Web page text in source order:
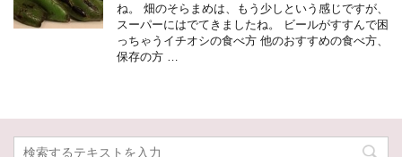
ね。 畑のそらまめは、もう少しという感じですが、
スーパーにはでてきましたね。 ビールがすすんで困
っちゃうイチオシの食べ方 他のおすすめの食べ方、
保存の方 …